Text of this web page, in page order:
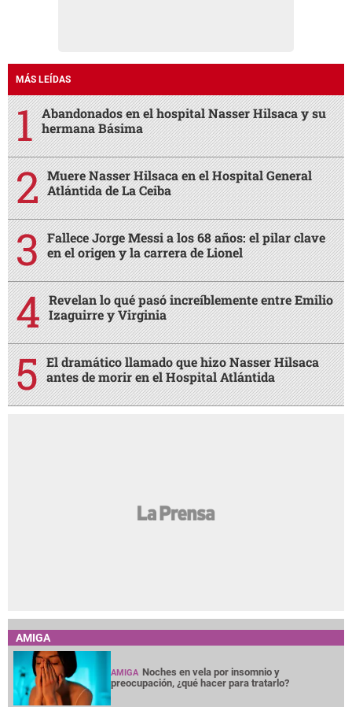
MÁS LEÍDAS
Abandonados en el hospital Nasser Hilsaca y su
hermana Básima
Muere Nasser Hilsaca en el Hospital General
Atlántida de La Ceiba
Fallece Jorge Messi a los 68 años: el pilar clave
en el origen y la carrera de Lionel
Revelan lo qué pasó increíblemente entre Emilio
Izaguirre y Virginia
El dramático llamado que hizo Nasser Hilsaca
antes de morir en el Hospital Atlántida
AMIGA
AMIGA Noches en vela por insomnio y
preocupación, ¿qué hacer para tratarlo?